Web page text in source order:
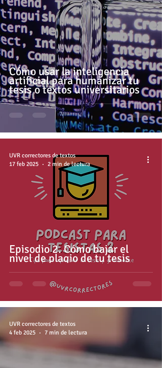
Cómo usar la inteligencia
artificial para humanizar tu
tesis o textos universitarios
Episodio 2. Cómo bajar el
nivel de plagio de tu tesis
UVR correctores de textos
17 feb 2025
2 min de lectura
UVR correctores de textos
4 feb 2025
7 min de lectura